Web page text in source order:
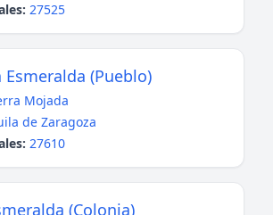
27525
Esmeralda (Pueblo)
Mojada
de Zaragoza
27610
(Colonia)